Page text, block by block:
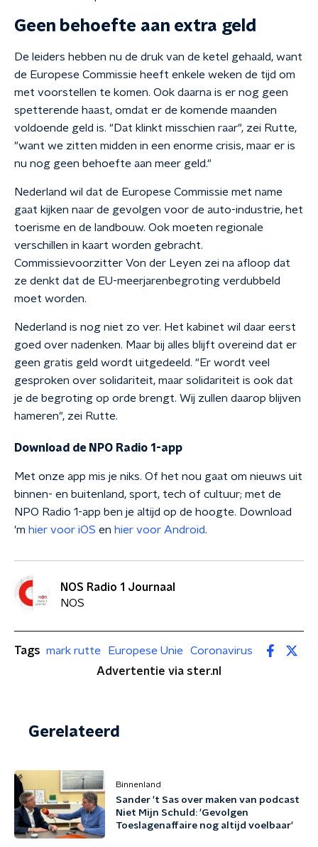
Geen behoefte aan extra geld
De leiders hebben nu de druk van de ketel gehaald, want
de Europese Commissie heeft enkele weken de tijd om
met voorstellen te komen. Ook daarna is er nog geen
spetterende haast, omdat er de komende maanden
voldoende geld is. "Dat klinkt misschien raar", zei Rutte,
"want we zitten midden in een enorme crisis, maar er is
nu nog geen behoefte aan meer geld."
Nederland wil dat de Europese Commissie met name
gaat kijken naar de gevolgen voor de auto-industrie, het
toerisme en de landbouw. Ook moeten regionale
verschillen in kaart worden gebracht.
Commissievoorzitter Von der Leyen zei na afloop dat
ze denkt dat de EU-meerjarenbegroting verdubbeld
moet worden.
Nederland is nog niet zo ver. Het kabinet wil daar eerst
goed over nadenken. Maar bij alles blijft overeind dat er
geen gratis geld wordt uitgedeeld. "Er wordt veel
gesproken over solidariteit, maar solidariteit is ook dat
je de begroting op orde brengt. Wij zullen daarop blijven
hameren", zei Rutte.
Download de NPO Radio 1-app
Met onze app mis je niks. Of het nou gaat om nieuws uit
binnen- en buitenland, sport, tech of cultuur; met de
NPO Radio 1-app ben je altijd op de hoogte. Download
'm hier voor iOS en hier voor Android.
NOS Radio 1 Journaal
NOS
Tags mark rutte Europese Unie
Coronavirus
Advertentie via ster.nl
Gerelateerd
Binnenland
Sander 't Sas over maken van podcast
Niet Mijn Schuld: 'Gevolgen
Toeslagenaffaire nog altijd voelbaar'